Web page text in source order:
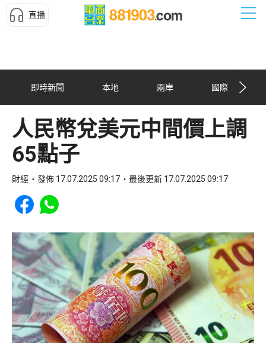
直播
即時新聞 本地 兩岸 國際
人民幣兌美元中間價上調
65點子
財經 發佈 17.07.2025 09:17 最後更新 17.07.2025 09:17
Share to Facebook
Share to WhatsApp